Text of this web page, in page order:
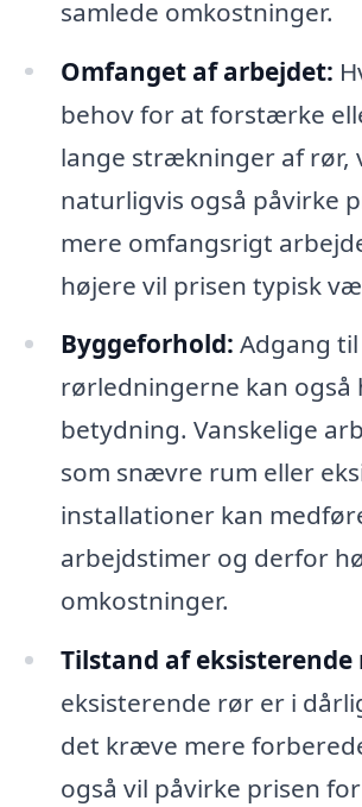
samlede omkostninger.
Omfanget af arbejdet:
behov for at forstærke
lange strækninger af rør,
naturligvis også påvirke
mere omfangsrigt
højere vil prisen typisk
Byggeforhold: Adgang til
rørledningerne kan også
betydning. Vanskelige
som snævre rum eller
installationer kan
arbejdstimer og derfor
omkostninger.
Tilstand af eksisterende
eksisterende rør er i
det kræve mere
også vil påvirke prisen for